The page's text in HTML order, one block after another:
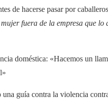
de hacerse pasar por
fuera de la empresa que lo
doméstica: «Hacemos un
guía contra la violencia